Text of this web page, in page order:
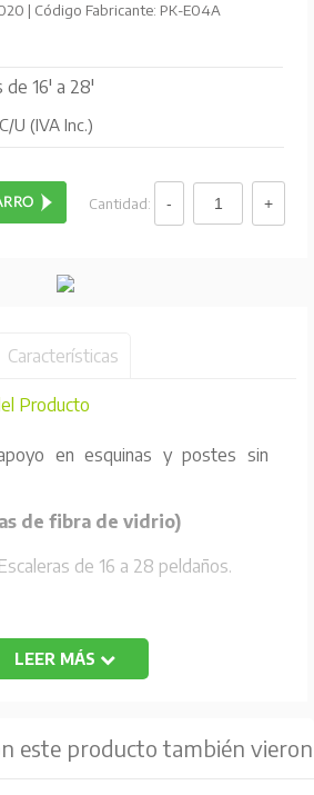
| Código Fabricante: PK-E04A
de 16' a 28'
C/U (IVA Inc.)
Cantidad:
Características
Producto
en esquinas y postes sin
de fibra de vidrio)
de 16 a 28 peldaños.
LEER MÁS
este producto también vieron